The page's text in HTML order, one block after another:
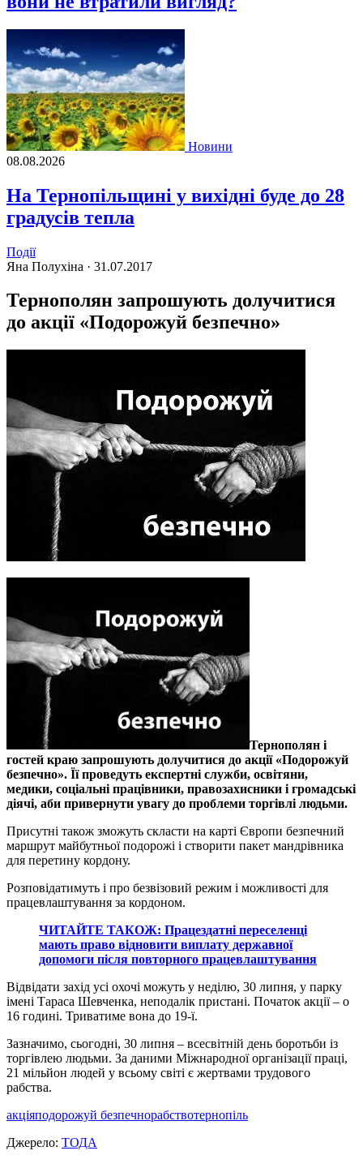
Новини
08.08.2026
На Тернопільщині у вихідні буде до 28
градусів тепла
Події
Яна Полухіна · 31.07.2017
Тернополян запрошують долучитися
до акції «Подорожуй безпечно»
Тернополян і
гостей краю запрошують долучитися до акції «Подорожуй
безпечно». Її проведуть експертні служби, освітяни,
медики, соціальні працівники, правозахисники і громадські
діячі, аби привернути увагу до проблеми торгівлі людьми.
Присутні також зможуть скласти на карті Європи безпечний
маршрут майбутньої подорожі і створити пакет мандрівника
для перетину кордону.
Розповідатимуть і про безвізовий режим і можливості для
працевлаштування за кордоном.
ЧИТАЙТЕ ТАКОЖ: Працездатні переселенці
мають право відновити виплату державної
допомоги після повторного працевлаштування
Відвідати захід усі охочі можуть у неділю, 30 липня, у парку
імені Тараса Шевченка, неподалік пристані. Початок акції – о
16 годині. Триватиме вона до 19-ї.
Зазначимо, сьогодні, 30 липня – всесвітній день боротьби із
торгівлею людьми. За даними Міжнародної організації праці,
21 мільйон людей у всьому світі є жертвами трудового
рабства.
акціяподорожуй безпечнорабствотернопіль
Джерело: ТОДА